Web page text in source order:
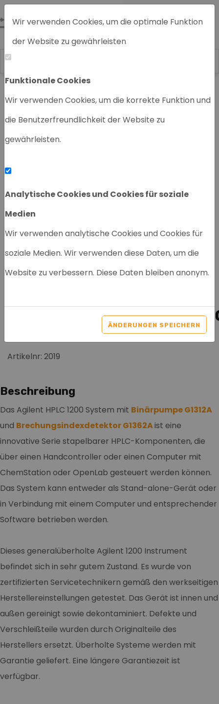
Wir verwenden Cookies, um die optimale Funktion
der Website zu gewährleisten
Funktionale Cookies
Wir verwenden Cookies, um die korrekte Funktion und
die Benutzerfreundlichkeit der Website zu
gewährleisten.
Analytische Cookies und Cookies für soziale
Medien
Wir verwenden analytische Cookies und Cookies für
soziale Medien. Wir verwenden diese Daten, um die
Website zu verbessern. Diese Daten bleiben anonym.
ÄNDERUNGEN SPEICHERN
Home Chromatographiegeräte
AGILENT HPLC 1200
SYSTEM , BINÄRPUMPE
Artikelnr: 2019
Beschreibung
Das Agilent HPLC 1200 System mit Binärpumpe G1312A
und Brechungsindexdetektor G1362Aist eine
innovative Serie stapelbarer HPLC-Komponenten, die
über einen Handcontroller oder einen Computer mit
ChemStation oder OpenLab gesteuert werden können.
Das System kann entweder als Stand-alone-Gerät oder
in Verbindung mit einem Computer und entsprechender
Software betrieben werden.
Dieses generalüberholte Agilent 1200 Instrument
befindet sich in sehr gutem Zustand. Es wurde von
zertifizierten Servicetechnikern gemäß den werkseitigen
Herstellereinstellungen getestet. Das Gerät ist innen und
außen gereinigt sowie dekontaminiert. Defekte und
Verschleißteile wurden durch Originalteile des
Herstellers ersetzt. Überholte Systeme werden mit
Garantie geliefert. Eine längere Garantiezeit ist
verfügbar.